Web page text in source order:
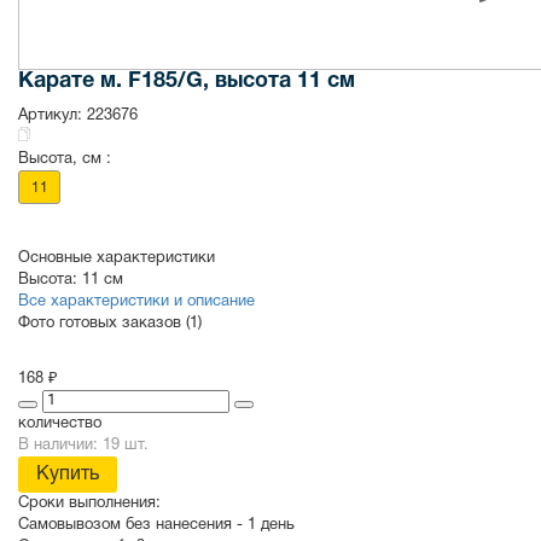
Карате м. F185/G, высота 11 см
Артикул: 223676
Высота, см :
11
Основные характеристики
Высота: 11 см
Все характеристики и описание
Фото готовых заказов (1)
168 ₽
количество
В наличии: 19 шт.
Купить
Сроки выполнения:
Самовывозом без нанесения - 1 день